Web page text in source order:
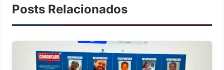
Posts Relacionados